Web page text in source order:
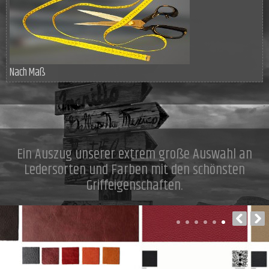
Nach Maß
Ein Auszug unserer extrem große Auswahl an
Ledersorten und Farben mit den schönsten
Griffeigenschaften.